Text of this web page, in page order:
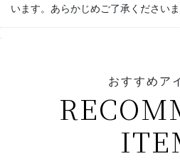
います。あらかじめご了承くださいま
おすすめア